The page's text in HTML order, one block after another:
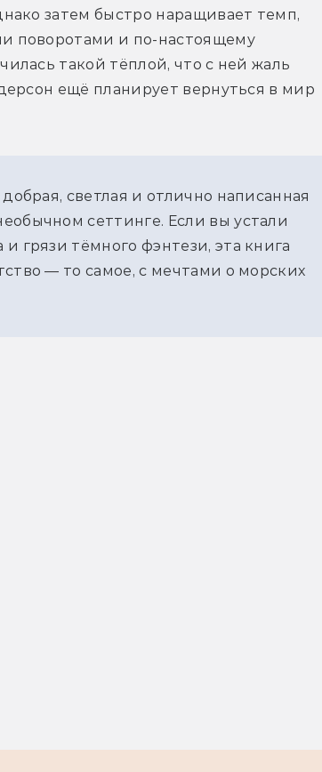
затем быстро наращивает темп,
поворотами и по-настоящему
такой тёплой, что с ней жаль
ещё планирует вернуться в мир
светлая и отлично написанная
сеттинге. Если вы устали
грязи тёмного фэнтези, эта книга
— то самое, с мечтами о морских